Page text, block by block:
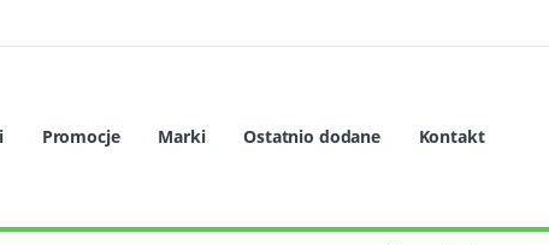
Promocje Marki Ostatnio dodane Kontakt